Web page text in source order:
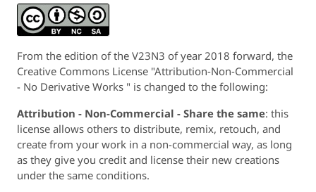
From the edition of the V23N3 of year 2018 forward, the
Creative Commons License "Attribution-Non-Commercial
- No Derivative Works " is changed to the following:
Attribution - Non-Commercial - Share the same: this
license allows others to distribute, remix, retouch, and
create from your work in a non-commercial way, as long
as they give you credit and license their new creations
under the same conditions.